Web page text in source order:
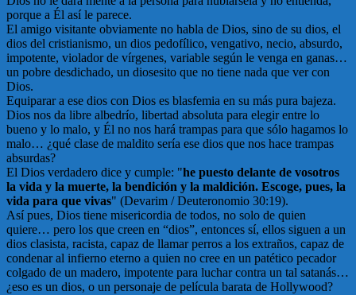
porque a Él así le parece.
El amigo visitante obviamente no habla de Dios, sino de su dios, el
dios del cristianismo, un dios pedofílico, vengativo, necio, absurdo,
impotente, violador de vírgenes, variable según le venga en ganas…
un pobre desdichado, un diosesito que no tiene nada que ver con
Dios.
Equiparar a ese dios con Dios es blasfemia en su más pura bajeza.
Dios nos da libre albedrío, libertad absoluta para elegir entre lo
bueno y lo malo, y Él no nos hará trampas para que sólo hagamos lo
malo… ¿qué clase de maldito sería ese dios que nos hace trampas
absurdas?
El Dios verdadero dice y cumple: "he puesto delante de vosotros
la vida y la muerte, la bendición y la maldición. Escoge, pues, la
vida para que vivas" (Devarim / Deuteronomio 30:19).
Así pues, Dios tiene misericordia de todos, no solo de quien
quiere… pero los que creen en “dios”, entonces sí, ellos siguen a un
dios clasista, racista, capaz de llamar perros a los extraños, capaz de
condenar al infierno eterno a quien no cree en un patético pecador
colgado de un madero, impotente para luchar contra un tal satanás…
¿eso es un dios, o un personaje de película barata de Hollywood?